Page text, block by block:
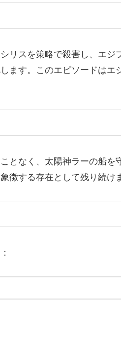
スを策略で殺害し、エジ
ます。このエピソードはエ
となく、太陽神ラーの船を
徴する存在として残り続け